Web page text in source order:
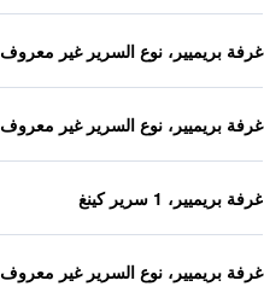
غرفة بريميير، نوع السرير غير معروف
غرفة بريميير، نوع السرير غير معروف
غرفة بريميير، 1 سرير كينغ
غرفة بريميير، نوع السرير غير معروف